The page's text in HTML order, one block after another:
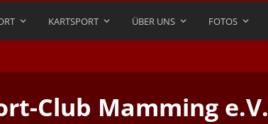
KARTSPORT ÜBER UNS FOTOS
Club Mamming e.V.